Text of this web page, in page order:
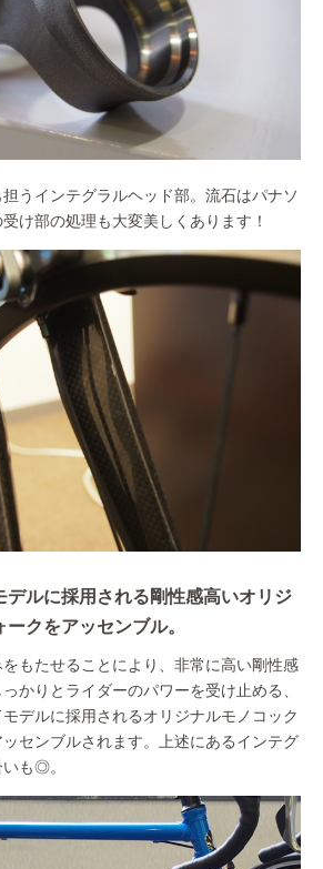
うインテグラルヘッド部。流石はパナソ
け部の処理も大変美しくあります！
デルに採用される剛性感高いオリジ
クをアッセンブル。
もたせることにより、非常に高い剛性感
かりとライダーのパワーを受け止める、
デルに採用されるオリジナルモノコック
センブルされます。上述にあるインテグ
も◎。